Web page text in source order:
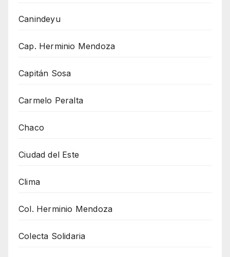
Canindeyu
Cap. Herminio Mendoza
Capitán Sosa
Carmelo Peralta
Chaco
Ciudad del Este
Clima
Col. Herminio Mendoza
Colecta Solidaria